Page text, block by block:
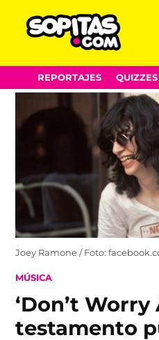
Skip
to
content
REPORTAJES QUIZZES
Joey Ramone / Foto:
POSTED
MÚSICA
‘Don’t Worry
testamento